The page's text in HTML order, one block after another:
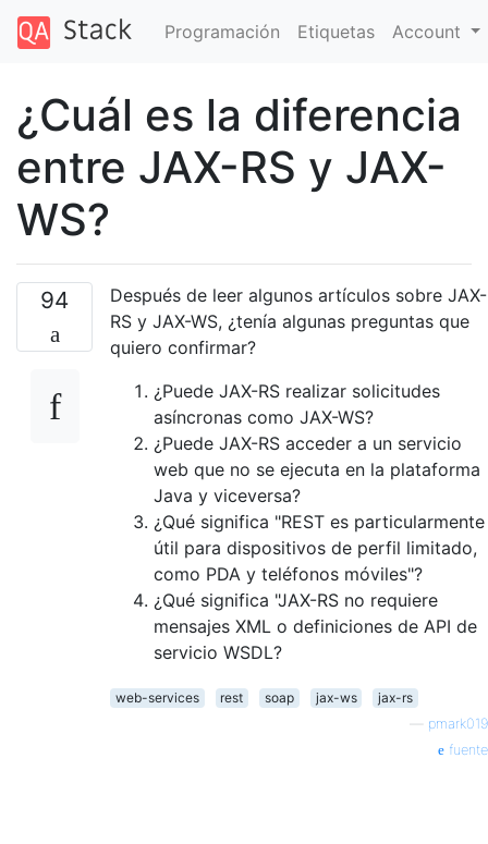
Programación Etiquetas Account
¿Cuál es la diferencia
entre JAX-RS y JAX-
WS?
94
Después de leer algunos artículos sobre JAX-
RS y JAX-WS, ¿tenía algunas preguntas que
quiero confirmar?
¿Puede JAX-RS realizar solicitudes
asíncronas como JAX-WS?
¿Puede JAX-RS acceder a un servicio
web que no se ejecuta en la plataforma
Java y viceversa?
¿Qué significa "REST es particularmente
útil para dispositivos de perfil limitado,
como PDA y teléfonos móviles"?
¿Qué significa "JAX-RS no requiere
mensajes XML o definiciones de API de
servicio WSDL?
web-services rest soap jax-ws
jax-rs
pmark019
fuente